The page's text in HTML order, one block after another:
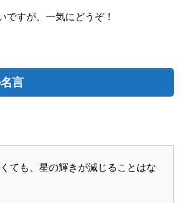
ですが、一気にどうぞ！
言
ても、星の輝きが減じることはな